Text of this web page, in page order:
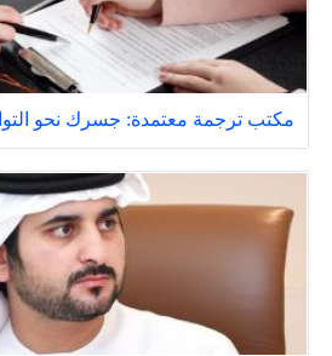
مكتب ترجمة معتمدة: جسرك نحو